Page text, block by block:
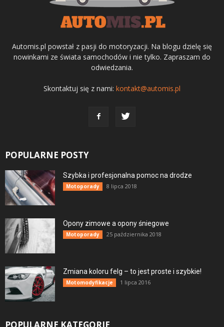
Automis.pl powstał z pasji do motoryzacji. Na blogu dzielę się
nowinkami ze świata samochodów i nie tylko. Zapraszam do
odwiedzania.
Skontaktuj się z nami: kontakt@automis.pl
POPULARNE POSTY
Szybka i profesjonalna pomoc na drodze
Motoporady 8 lipca 2018
Opony zimowe a opony śniegowe
Motoporady 25 października 2018
Zmiana koloru felg – to jest proste i szybkie!
Motomodyfikacje 1 lipca 2016
POPULARNE KATEGORIE